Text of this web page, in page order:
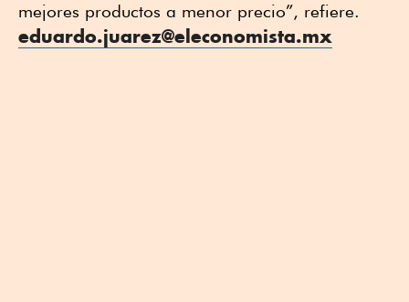
mejores productos a menor precio”, refiere.
eduardo.juarez@eleconomista.mx